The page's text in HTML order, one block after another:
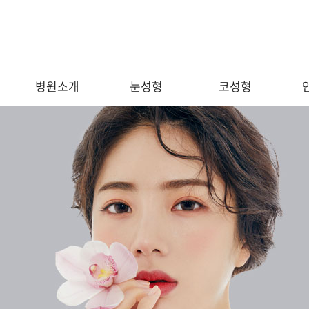
병원소개 눈성형 코성형